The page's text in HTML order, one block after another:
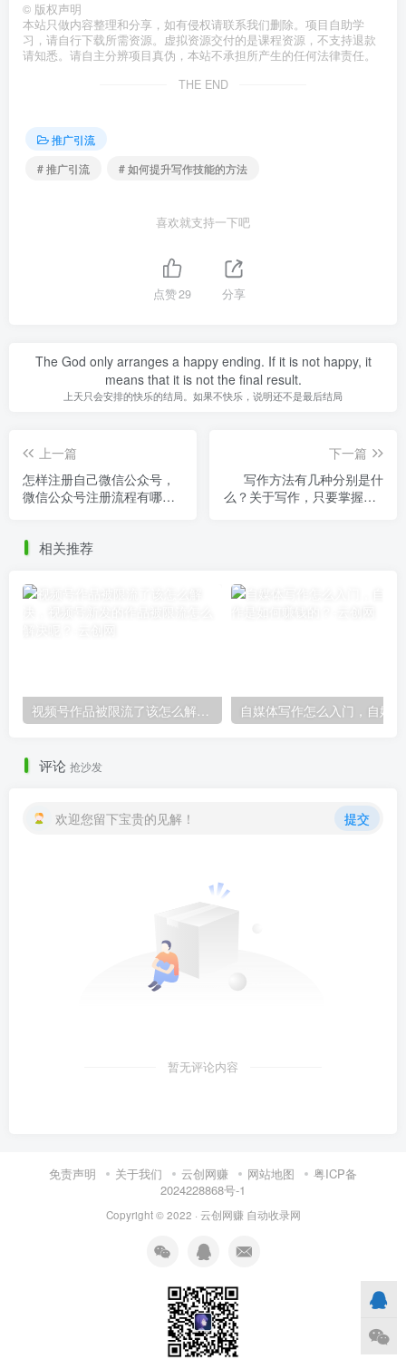
© 版权声明
本站只做内容整理和分享，如有侵权请联系我们删除。项目自助学
习，请自行下载所需资源。虚拟资源交付的是课程资源，不支持退款
请知悉。请自主分辨项目真伪，本站不承担所产生的任何法律责任。
THE END
推广引流
# 推广引流
# 如何提升写作技能的方法
喜欢就支持一下吧
点赞29 分享
The God only arranges a happy ending. If it is not happy, it
means that it is not the final result.
上天只会安排的快乐的结局。如果不快乐，说明还不是最后结局
上一篇
怎样注册自己微信公众号，
微信公众号注册流程有哪些
下一篇
写作方法有几种分别是什
么？关于写作，只要掌握这3
相关推荐
视频号作品被限流了该怎么解决，视频号新发的作品被限流怎么解决呢？
评论 抢沙发
欢迎您留下宝贵的见解！ 提交
暂无评论内容
免责声明 关于我们 云创网赚 网站地图
粤ICP备
2024228868号-1
Copyright © 2022 · 云创网赚 自动收录网